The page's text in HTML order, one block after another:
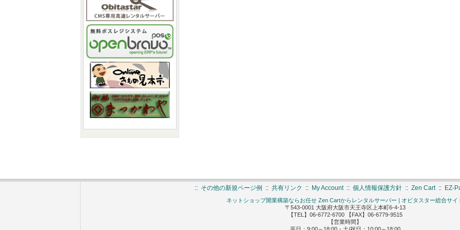
:: その他の新規ページ例 :: 共有リンク :: My Account:: 個人情報保護方針 :: Zen Cart:: EZ-
ネットショップ開業構築ならお任せ Zen Cartからレンタルサーバー | オビタスター総合サイ
〒543-0001 大阪府大阪市天王寺区上本町6-4-13
【TEL】06-6772-6700 【FAX】06-6779-9515
【営業時間】